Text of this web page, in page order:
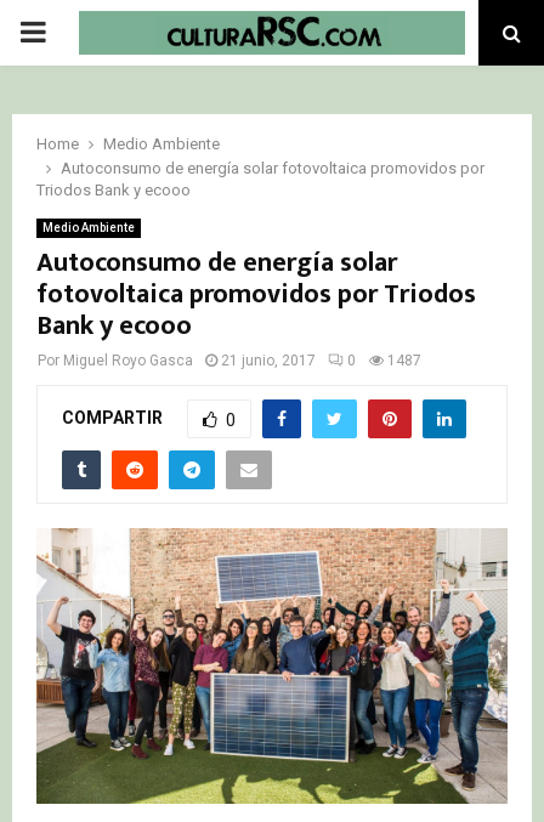
PRIMARY
Home
Medio Ambiente
Autoconsumo de energía solar fotovoltaica promovidos por
Triodos Bank y ecooo
Medio Ambiente
Autoconsumo de energía solar
fotovoltaica promovidos por Triodos
Bank y ecooo
Por Miguel Royo Gasca 21 junio, 2017 0 1487
COMPARTIR 0